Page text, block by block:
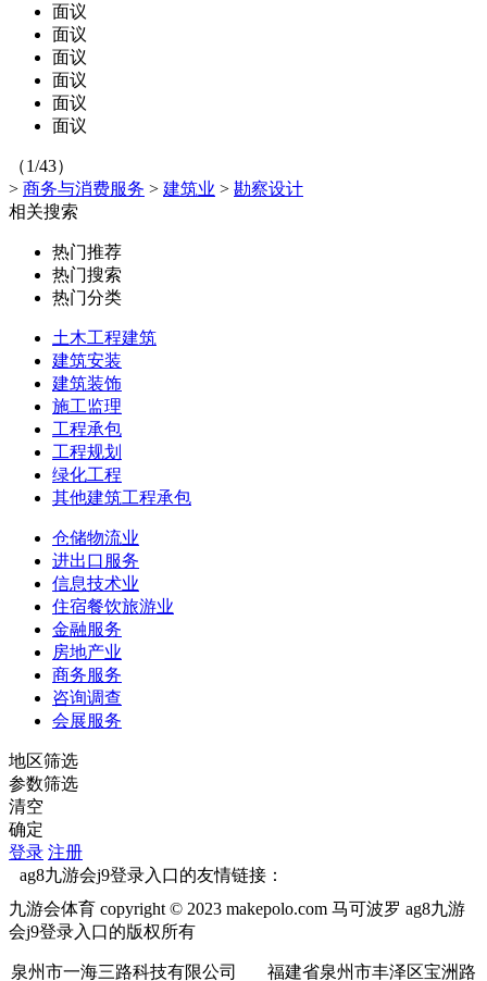
面议
面议
面议
面议
面议
面议
（1/43）
> 商务与消费服务 > 建筑业 > 勘察设计
相关搜索
热门推荐
热门搜索
热门分类
土木工程建筑
建筑安装
建筑装饰
施工监理
工程承包
工程规划
绿化工程
其他建筑工程承包
仓储物流业
进出口服务
信息技术业
住宿餐饮旅游业
金融服务
房地产业
商务服务
咨询调查
会展服务
地区筛选
参数筛选
清空
确定
登录 注册
ag8九游会j9登录入口的友情链接：
九游会体育 copyright © 2023 makepolo.com 马可波罗 ag8九游
会j9登录入口的版权所有
泉州市一海三路科技有限公司 福建省泉州市丰泽区宝洲路